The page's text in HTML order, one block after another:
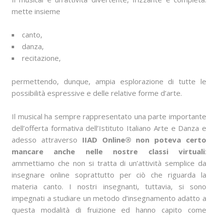
mette insieme
canto,
danza,
recitazione,
permettendo, dunque, ampia esplorazione di tutte le
possibilità espressive e delle relative forme d’arte.
Il musical ha sempre rappresentato una parte importante
dell’offerta formativa dell’Istituto Italiano Arte e Danza e
adesso attraverso IIAD Online® non poteva certo
mancare anche nelle nostre classi virtuali:
ammettiamo che non si tratta di un’attività semplice da
insegnare online soprattutto per ciò che riguarda la
materia canto. I nostri insegnanti, tuttavia, si sono
impegnati a studiare un metodo d’insegnamento adatto a
questa modalità di fruizione ed hanno capito come